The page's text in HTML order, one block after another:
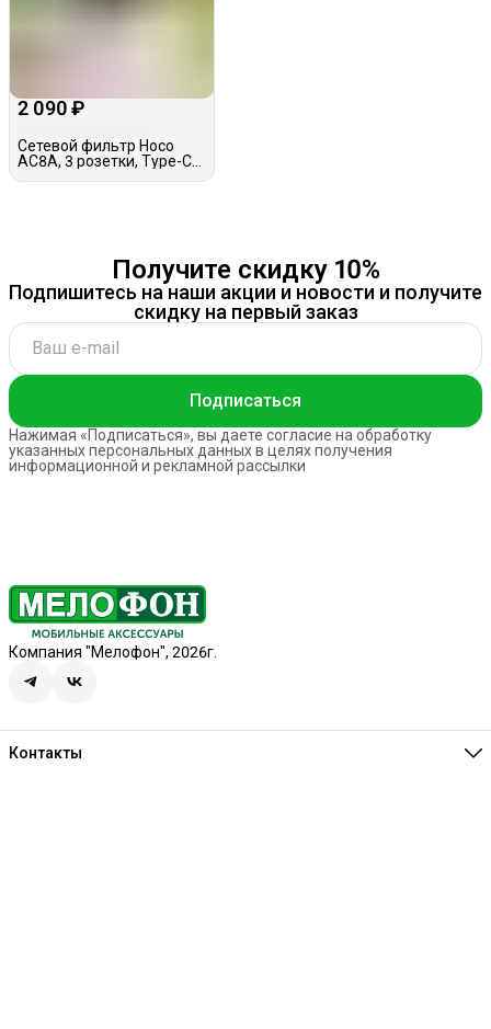
2 090 ₽
Сетевой фильтр Hoco
AC8A, 3 розетки, Type-C+
Получите скидку 10%
Подпишитесь на наши акции и новости и получите
скидку на первый заказ
Подписаться
Нажимая «Подписаться», вы даете согласие на обработку
указанных персональных данных в целях получения
информационной и рекламной рассылки
Компания "Мелофон", 2026г.
Контакты